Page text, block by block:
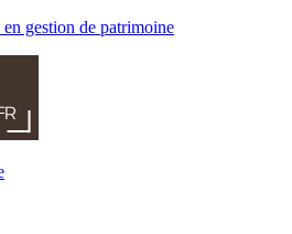
gestion de patrimoine